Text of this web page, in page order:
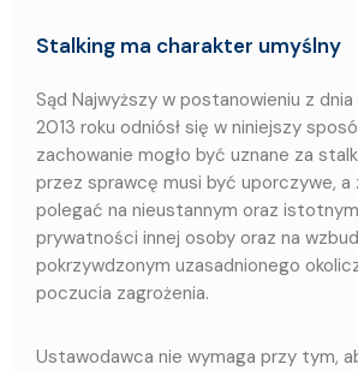
Stalking ma charakter umyślny
Sąd Najwyższy w postanowieniu z dnia
2013 roku odniósł się w niniejszy
zachowanie mogło być uznane za
przez sprawcę musi być uporczywe, a
polegać na nieustannym oraz
prywatności innej osoby oraz na
pokrzywdzonym uzasadnionego
poczucia zagrożenia.
Ustawodawca nie wymaga przy tym,